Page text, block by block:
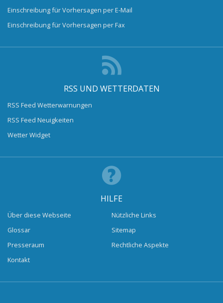
Einschreibung für Vorhersagen per E-Mail
Einschreibung für Vorhersagen per Fax
RSS UND WETTERDATEN
RSS Feed Wetterwarnungen
RSS Feed Neuigkeiten
Wetter Widget
HILFE
Über diese Webseite
Glossar
Presseraum
Kontakt
Nützliche Links
Sitemap
Rechtliche Aspekte